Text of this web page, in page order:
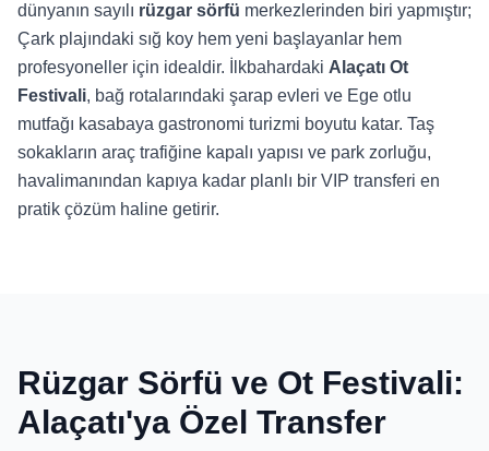
dünyanın sayılı rüzgar sörfü merkezlerinden biri yapmıştır;
Çark plajındaki sığ koy hem yeni başlayanlar hem
profesyoneller için idealdir. İlkbahardaki Alaçatı Ot
Festivali, bağ rotalarındaki şarap evleri ve Ege otlu
mutfağı kasabaya gastronomi turizmi boyutu katar. Taş
sokakların araç trafiğine kapalı yapısı ve park zorluğu,
havalimanından kapıya kadar planlı bir VIP transferi en
pratik çözüm haline getirir.
Rüzgar Sörfü ve Ot Festivali:
Alaçatı'ya Özel Transfer